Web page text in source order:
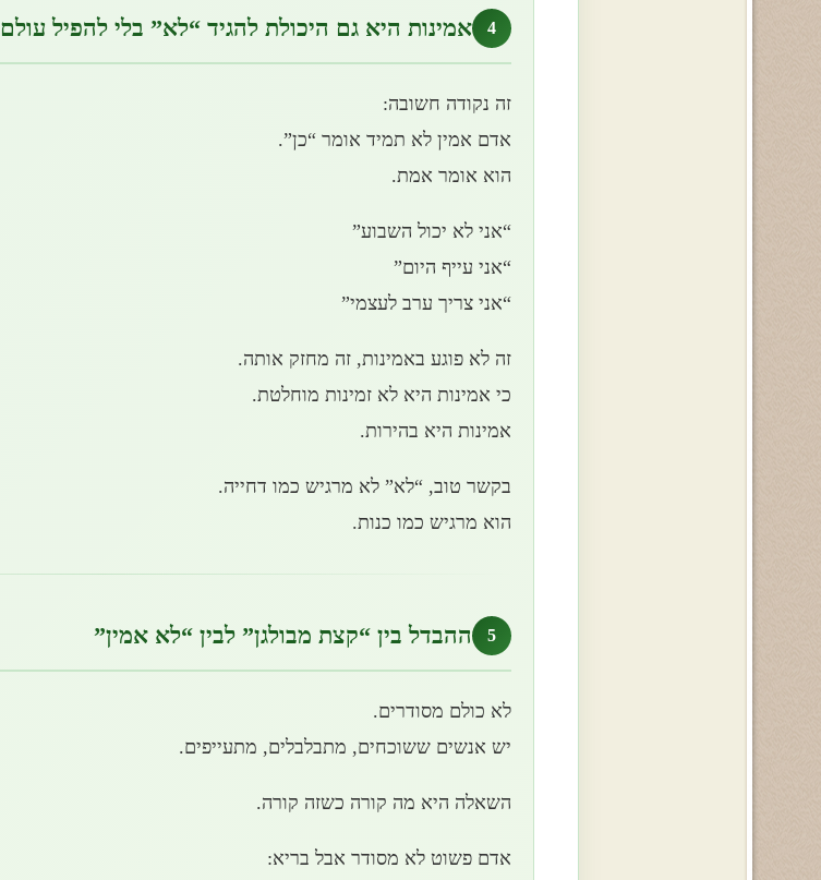
4 אמינות היא גם היכולת להגיד “לא” בלי להפיל עולם
זה נקודה חשובה:
אדם אמין לא תמיד אומר “כן”.
הוא אומר אמת.
“אני לא יכול השבוע”
“אני עייף היום”
“אני צריך ערב לעצמי”
זה לא פוגע באמינות, זה מחזק אותה.
כי אמינות היא לא זמינות מוחלטת.
אמינות היא בהירות.
בקשר טוב, “לא” לא מרגיש כמו דחייה.
הוא מרגיש כמו כנות.
5 ההבדל בין “קצת מבולגן” לבין “לא אמין”
לא כולם מסודרים.
יש אנשים ששוכחים, מתבלבלים, מתעייפים.
השאלה היא מה קורה כשזה קורה.
אדם פשוט לא מסודר אבל בריא: